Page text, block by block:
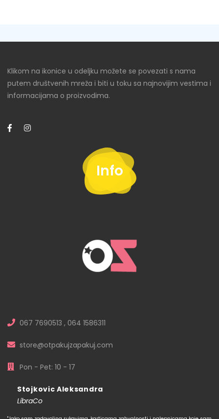
Klikom na ikonice u odeljku možete se povezati s nama
putem društvenih mreža i biti u toku sa najnovijim vestima i
informacijama o proizvodima.
Info
067 7690513 , 064 1586311
store@otpakujzapakuj.com
Pon - Pet: 10 - 17
Stojkovic Aleksandra
LibraCo